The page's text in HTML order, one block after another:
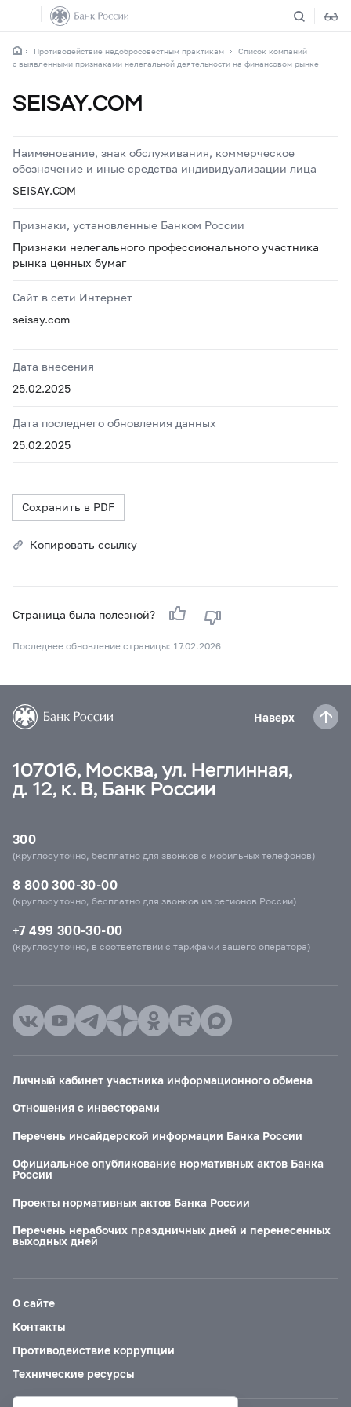
Противодействие недобросовестным практикам
Список компаний
с выявленными признаками нелегальной деятельности на финансовом рынке
SEISAY.COM
Наименование, знак обслуживания, коммерческое
обозначение и иные средства индивидуализации лица
SEISAY.COM
Признаки, установленные Банком России
Признаки нелегального профессионального участника
рынка ценных бумаг
Сайт в сети Интернет
seisay.com
Дата внесения
25.02.2025
Дата последнего обновления данных
25.02.2025
Сохранить в PDF
Копировать ссылку
Страница была полезной?
Последнее обновление страницы: 17.02.2026
Наверх
107016, Москва, ул. Неглинная,
д. 12, к. В, Банк России
300
(круглосуточно, бесплатно для звонков с мобильных телефонов)
8 800 300-30-00
(круглосуточно, бесплатно для звонков из регионов России)
+7 499 300-30-00
(круглосуточно, в соответствии с тарифами вашего оператора)
Личный кабинет участника информационного обмена
Отношения с инвесторами
Перечень инсайдерской информации Банка России
Официальное опубликование нормативных актов Банка
России
Проекты нормативных актов Банка России
Перечень нерабочих праздничных дней и перенесенных
выходных дней
О сайте
Контакты
Противодействие коррупции
Технические ресурсы